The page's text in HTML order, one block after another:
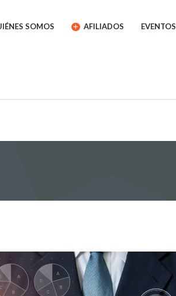
SOMOS AFILIADOS EVENTOS